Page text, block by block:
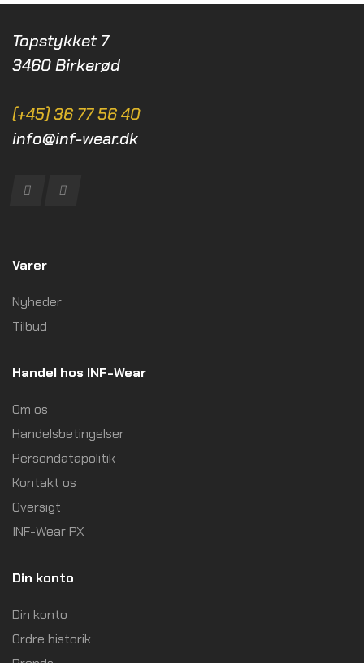
Topstykket 7
3460 Birkerød
(+45) 36 77 56 40
info@inf-wear.dk
Varer
Nyheder
Tilbud
Handel hos INF-Wear
Om os
Handelsbetingelser
Persondatapolitik
Kontakt os
Oversigt
INF-Wear PX
Din konto
Din konto
Ordre historik